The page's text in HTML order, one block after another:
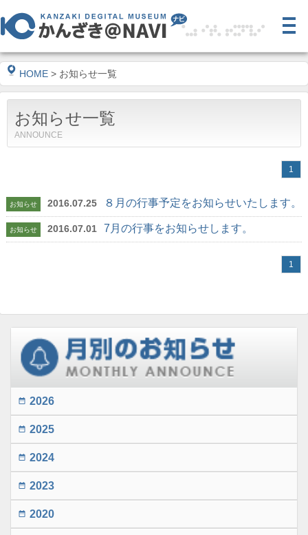
HOME > お知らせ一覧
お知らせ一覧
ANNOUNCE
1
お知らせ 2016.07.25 ８月の行事予定をお知らせいたします。
お知らせ 2016.07.01 7月の行事をお知らせします。
1
date_range 2026
date_range 2025
date_range 2024
date_range 2023
date_range 2020